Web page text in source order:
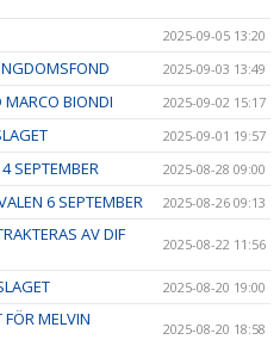
2025-09-05 13:20
2025-09-03 13:49
MARCO BIONDI 2025-09-02 15:17
2025-09-01 19:57
SEPTEMBER 2025-08-28 09:00
6 SEPTEMBER 2025-08-26 09:13
AV DIF
2025-08-22 11:56
2025-08-20 19:00
FÖR MELVIN
2025-08-20 18:58